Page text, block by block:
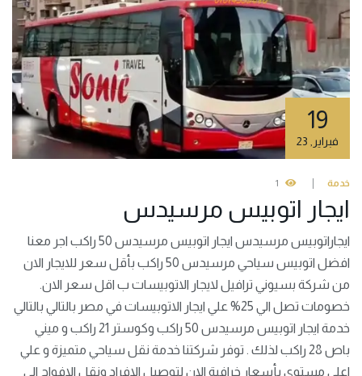
19
فبراير
خدمة 1
ايجار اتوبيس مرسيدس
ايجاراتوبيس مرسيدس ايجار اتوبيس مرسيدس 50 راكب اجر معنا
افضل اتوبيس سياحي مرسيدس 50 راكب بأقل سعر للايجار الان
من شركة بسيوني ترافيل لايجار الاتوبيسات ب اقل سعر الان.
خصومات تصل الي 25% علي ايجار الاتوبيسات في مصر بالتالي بالتالي
خدمة ايجار اتوبيس مرسيدس 50 راكب وكوستر 21 راكب و ميني
باص 28 راكب لذلك . توفر شركتنا خدمة نقل سياحي متميزة و علي
اعلي مستوي بأسعار خرافية الان لتوصيل الافراد ونقل الافواج الي